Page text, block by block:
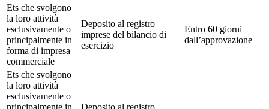
Ets che svolgono
la loro attività
esclusivamente o
principalmente in
forma di impresa
commerciale
Deposito al registro
imprese del bilancio di
esercizio
Entro 60 giorni
dall’approvazione
Ets che svolgono
la loro attività
esclusivamente o
principalmente in
Deposito al registro